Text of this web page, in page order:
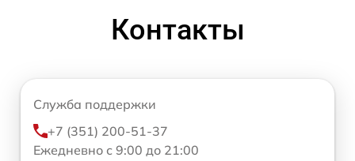
Контакты
Служба поддержки
+7 (351) 200-51-37
Ежедневно с 9:00 до 21:00